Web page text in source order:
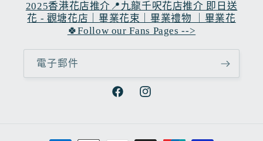
2025香港花店推介📍九龍千呎花店推介 即日送
花 - 觀塘花店｜畢業花束｜畢業禮物 ｜畢業花
🍀Follow our Fans Pages -->
電子郵件
FacebookInstagram